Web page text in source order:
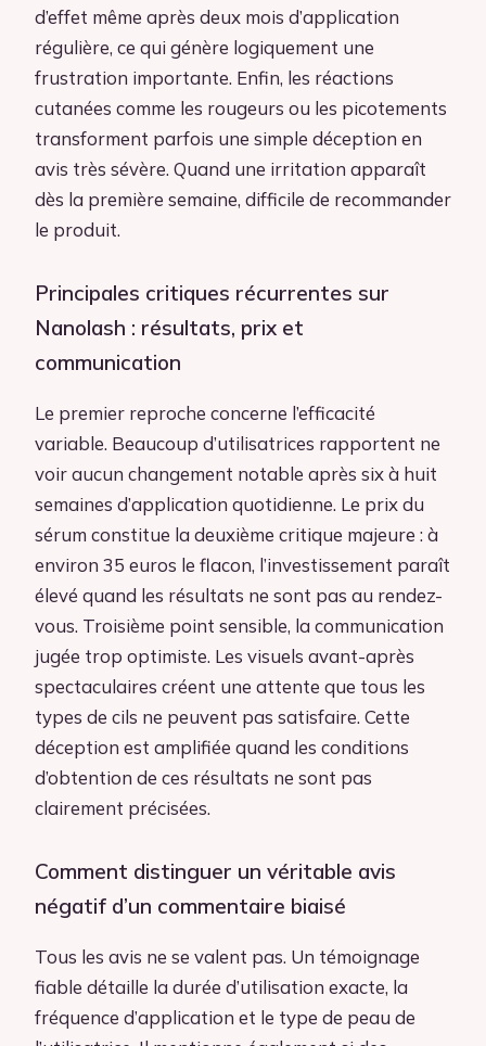
d’effet même après deux mois d’application
régulière, ce qui génère logiquement une
frustration importante. Enfin, les réactions
cutanées comme les rougeurs ou les picotements
transforment parfois une simple déception en
avis très sévère. Quand une irritation apparaît
dès la première semaine, difficile de recommander
le produit.
Principales critiques récurrentes sur
Nanolash : résultats, prix et
communication
Le premier reproche concerne l’efficacité
variable. Beaucoup d’utilisatrices rapportent ne
voir aucun changement notable après six à huit
semaines d’application quotidienne. Le prix du
sérum constitue la deuxième critique majeure : à
environ 35 euros le flacon, l’investissement paraît
élevé quand les résultats ne sont pas au rendez-
vous. Troisième point sensible, la communication
jugée trop optimiste. Les visuels avant-après
spectaculaires créent une attente que tous les
types de cils ne peuvent pas satisfaire. Cette
déception est amplifiée quand les conditions
d’obtention de ces résultats ne sont pas
clairement précisées.
Comment distinguer un véritable avis
négatif d’un commentaire biaisé
Tous les avis ne se valent pas. Un témoignage
fiable détaille la durée d’utilisation exacte, la
fréquence d’application et le type de peau de